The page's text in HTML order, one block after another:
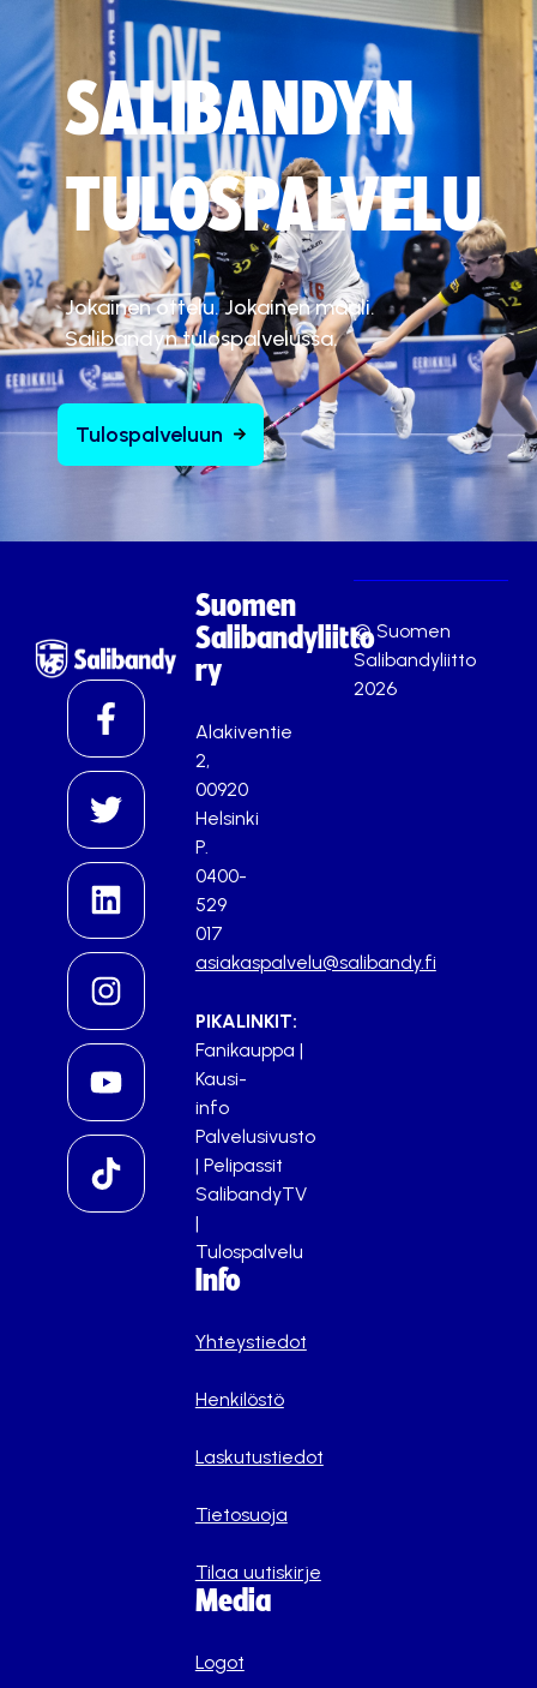
SALIBANDYN
TULOSPALVELU
Jokainen ottelu. Jokainen maali.
Salibandyn tulospalvelussa.
Tulospalveluun
Suomen
Salibandyliitto
ry
Alakiventie
2,
00920
Helsinki
P.
0400-
529
017
asiakaspalvelu@salibandy.fi
PIKALINKIT:
Fanikauppa |
Kausi-
info
Palvelusivusto
| Pelipassit
SalibandyTV
|
Tulospalvelu
Info
Yhteystiedot
Henkilöstö
Laskutustiedot
Tietosuoja
Tilaa uutiskirje
Media
Logot
© Suomen
Salibandyliitto
2026